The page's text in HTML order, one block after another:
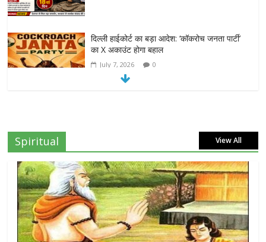
दिल्ली हाईकोर्ट का बड़ा आदेश: ‘कॉकरोच जनता पार्टी’
का X अकाउंट होगा बहाल
July 7, 2026 0
NEET-UG प्रदर्शन मामले में दिल्ली सरकार का बड़ा
फैसला, 13 FIR मामलों में प्रदर्शनकारियों को राहत
July 31, 2026 0
Spiritual View All